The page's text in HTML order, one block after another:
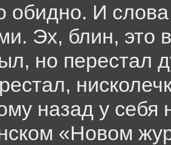
обидно. И слова
Эх, блин, это
но перестал
назад у себя
«Новом